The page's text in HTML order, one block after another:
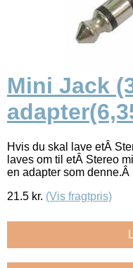
Mini Jack
Hvis du skal lave etÂ
laves om til etÂ Stereo
en adapter som denne.Â
21.5 kr. (Vis fragtpris)